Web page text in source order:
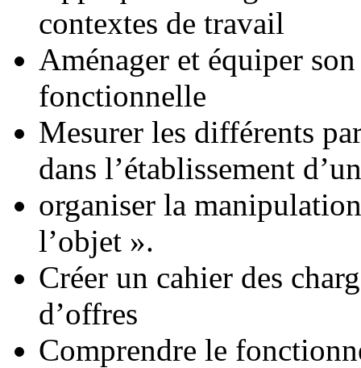
contextes de travail
Aménager et équiper
fonctionnelle
Mesurer les différents
dans l’établissement
organiser la
l’objet ».
Créer un cahier des
d’offres
Comprendre le